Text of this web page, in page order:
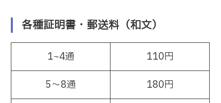
各種証明書・郵送料（和文）
1~4通 110円
5～8通 180円